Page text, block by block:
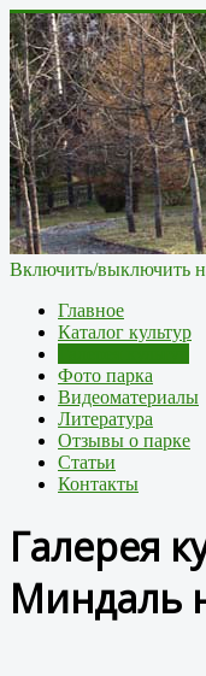
Включить/выключить
Главное
Каталог культур
Фото парка
Видеоматериалы
Литература
Отзывы о парке
Статьи
Контакты
Галерея
Миндаль